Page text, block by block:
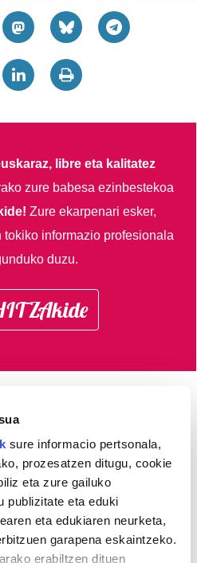
sure informacio pertsonala,
prozesatzen ditugu, cookie
eta zure gailuko
publizitate eta eduki
eta edukiaren neurketa,
garapena eskaintzeko.
erabiltzen dituen
libre eta kalitatez
zure babesa ezinbestekoa
Zure ekarpenari esker,
informazio profesionala
duzu.
2026
OG. OL. LR.
30 31 1 2
6 7 8 9